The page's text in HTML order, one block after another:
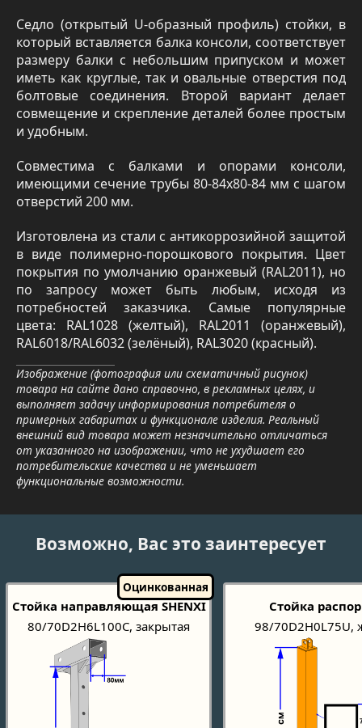
Седло (открытый U-образный профиль) стойки, в
который вставляется балка консоли, соответствует
размеру балки с небольшим припуском и может
иметь как круглые, так и овальные отверстия под
болтовые соединения. Второй вариант делает
совмещение и скрепление деталей более простым
и удобным.
Совместима с балками и опорами консоли,
имеющими сечение трубы 80-84х80-84 мм с шагом
отверстий 200 мм.
Изготовлена из стали с антикоррозийной защитой
в виде полимерно-порошкового покрытия. Цвет
покрытия по умолчанию оранжевый (RAL2011), но
по запросу может быть любым, исходя из
потребностей заказчика. Самые популярные
цвета: RAL1028 (желтый), RAL2011 (оранжевый),
RAL6018/RAL6032 (зелёный), RAL3020 (красный).
Изображение (фотография или схематичный рисунок)
товара на сайте дано справочно, в рекламных целях, и
выполняет задачу информирования потребителя о
примерных габаритах и функционале изделия. Реальный
внешний вид товара может незначительно отличаться
от указанного на изображении, что не ухудшает его
потребительские качества и не уменьшает
функциональные возможности.
Возможно, Вас это заинтересует
Стойка направляющая SHENXI
80/70D2H6L100C, закрытая
Стойка
98/70D2H0L75U,